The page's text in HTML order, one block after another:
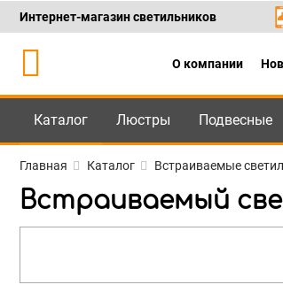
Каталог
Интернет-магазин светильников
О компании
Каталог Люстры Подвесные
Главная Каталог Встраиваемые
Встраиваемый